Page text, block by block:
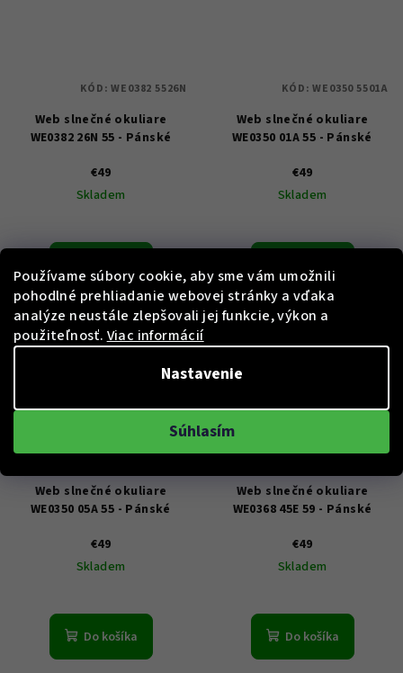
Používame súbory cookie, aby sme vám umožnili
pohodlné prehliadanie webovej stránky a vďaka
analýze neustále zlepšovali jej funkcie, výkon a
použiteľnosť. Viac informácií
Nastavenie
Súhlasím
Web slnečné okuliare
WE0382 26N 55 - Pánské
€49
Skladem
KÓD:WE0382 5526N
Web slnečné okuliare
WE0350 01A 55 - Pánské
€49
Skladem
KÓD:WE0350 5501A
Web slnečné okuliare
WE0350 05A 55 - Pánské
€49
Skladem
Do košíka
Web slnečné okuliare
WE0368 45E 59 - Pánské
€49
Skladem
Do košíka